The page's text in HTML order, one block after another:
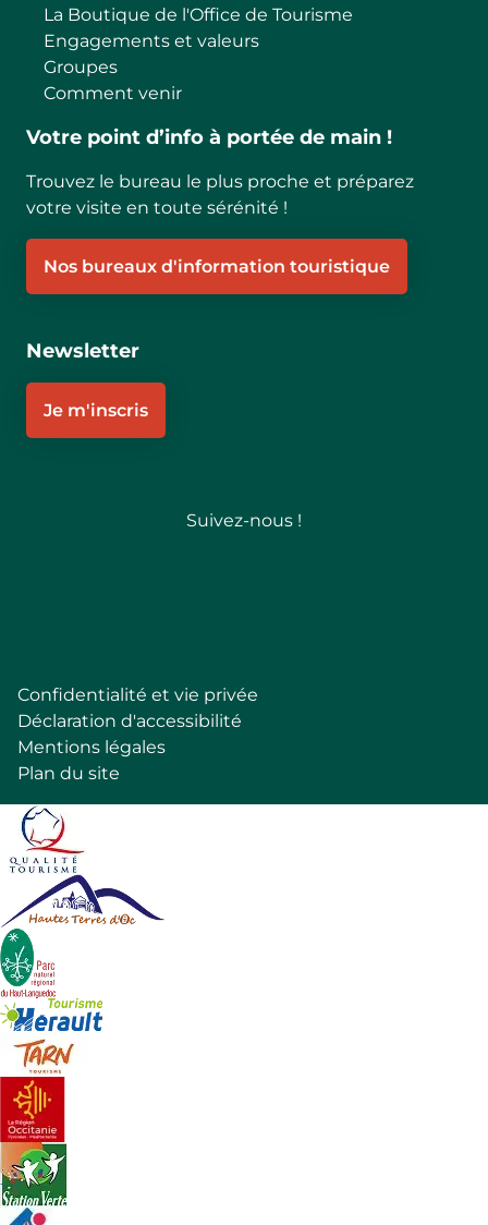
La Boutique de l'Office de Tourisme
Engagements et valeurs
Groupes
Comment venir
Votre point d’info à portée de main !
Trouvez le bureau le plus proche et préparez
votre visite en toute sérénité !
Nos bureaux d'information touristique
Newsletter
Je m'inscris
Suivez-nous !
Pied
de
page
Confidentialité et vie privée
Déclaration d'accessibilité
Mentions légales
Plan du site